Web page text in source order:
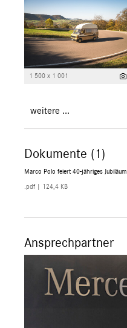
1 500 x 1 001
weitere ...
Dokumente (1)
Marco Polo feiert 40-jähriges Jubiläum
.pdf 124,4 KB
Ansprechpartner